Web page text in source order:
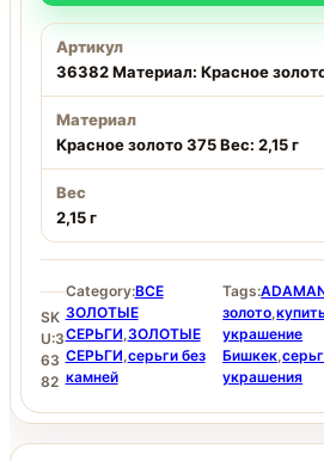
Артикул
36382 Материал: Красное
Материал
Красное золото 375 Вес: 2,15 г
Вес
2,15 г
SK
U:3
63
82
Category:ВСЕ
ЗОЛОТЫЕ
СЕРЬГИ, ЗОЛОТЫЕ
СЕРЬГИ,серьги без
камней
Tags:
золото,
украшение
Бишкек,
украшения